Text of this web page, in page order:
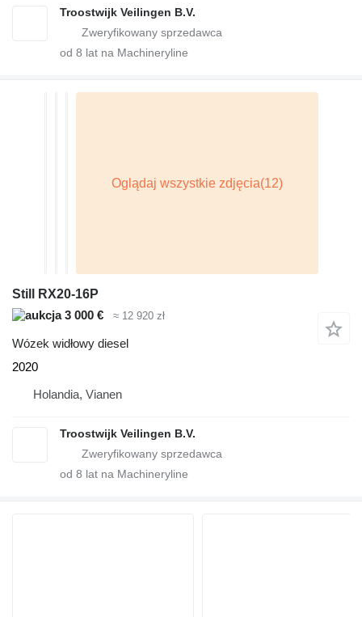
Troostwijk Veilingen B.V.
od 8 lat na Machineryline
Still RX20-16P
3 000 €
≈ 12 920 zł
Wózek widłowy diesel
2020
Holandia, Vianen
Troostwijk Veilingen B.V.
od 8 lat na Machineryline